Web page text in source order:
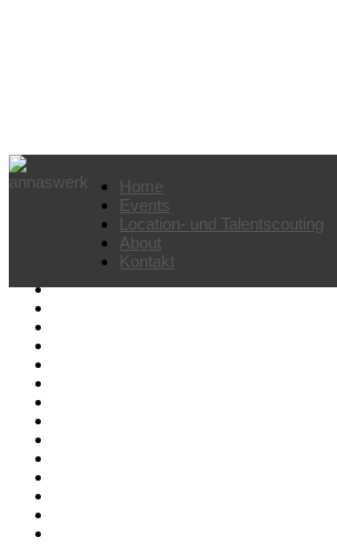
Home
Events
Location- und Talentscouting
About
Kontakt
Feier 50. Geburtstag (privat)